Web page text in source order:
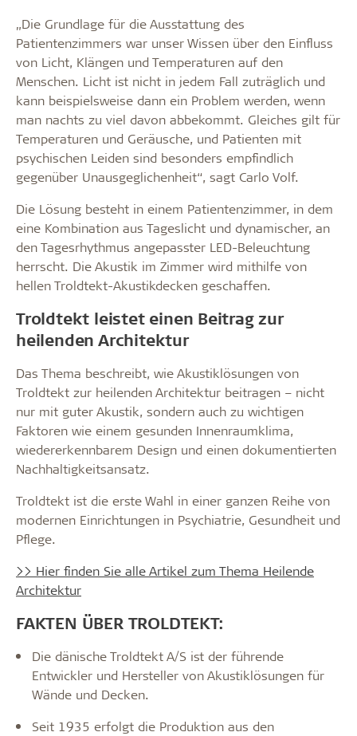
„Die Grundlage für die Ausstattung des
Patientenzimmers war unser Wissen über den Einfluss
von Licht, Klängen und Temperaturen auf den
Menschen. Licht ist nicht in jedem Fall zuträglich und
kann beispielsweise dann ein Problem werden, wenn
man nachts zu viel davon abbekommt. Gleiches gilt für
Temperaturen und Geräusche, und Patienten mit
psychischen Leiden sind besonders empfindlich
gegenüber Unausgeglichenheit“, sagt Carlo Volf.
Die Lösung besteht in einem Patientenzimmer, in dem
eine Kombination aus Tageslicht und dynamischer, an
den Tagesrhythmus angepasster LED-Beleuchtung
herrscht. Die Akustik im Zimmer wird mithilfe von
hellen Troldtekt-Akustikdecken geschaffen.
Troldtekt leistet einen Beitrag zur
heilenden Architektur
Das Thema beschreibt, wie Akustiklösungen von
Troldtekt zur heilenden Architektur beitragen – nicht
nur mit guter Akustik, sondern auch zu wichtigen
Faktoren wie einem gesunden Innenraumklima,
wiedererkennbarem Design und einen dokumentierten
Nachhaltigkeitsansatz.
Troldtekt ist die erste Wahl in einer ganzen Reihe von
modernen Einrichtungen in Psychiatrie, Gesundheit und
Pflege.
>> Hier finden Sie alle Artikel zum Thema Heilende
Architektur
FAKTEN ÜBER TROLDTEKT:
Die dänische Troldtekt A/S ist der führende
Entwickler und Hersteller von Akustiklösungen für
Wände und Decken.
Seit 1935 erfolgt die Produktion aus den